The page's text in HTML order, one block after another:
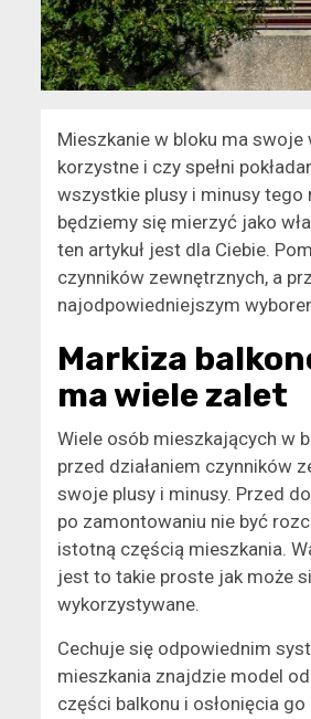
Mieszkanie w bloku ma
korzystne i czy spełni
wszystkie plusy i minusy tego
będziemy się mierzyć jako
ten artykuł jest dla Ciebie.
czynników zewnętrznych, a
najodpowiedniejszym
Markiza
ma wiele zalet
Wiele osób mieszkających w
przed działaniem czynników
swoje plusy i minusy. Przed
po zamontowaniu nie być
istotną częścią mieszkania.
jest to takie proste jak może
wykorzystywane.
Cechuje się odpowiednim
mieszkania znajdzie model
części balkonu i osłonięcia